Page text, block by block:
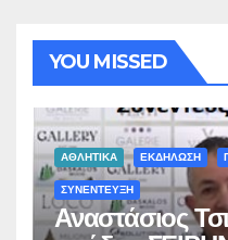
YOU MISSED
ΑΘΛΗΤΙΚΑ ΕΚΔΗΛΩΣΗ
ΣΥΝΕΝΤΕΥΞΗ
Αναστάσιος